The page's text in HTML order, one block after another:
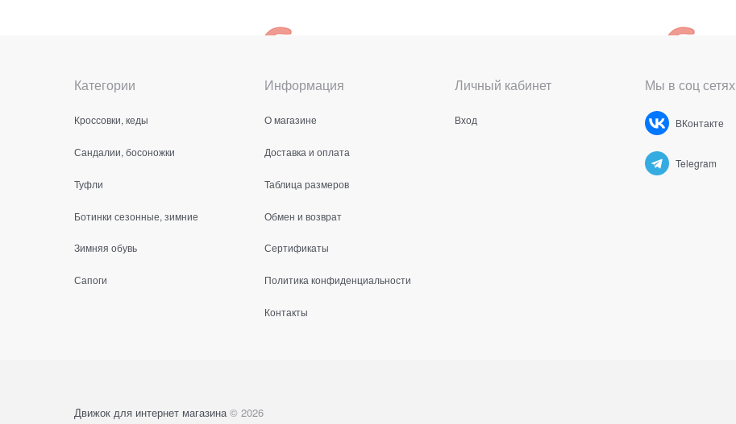
Категории
Кроссовки, кеды
Сандалии, босоножки
Туфли
Ботинки сезонные, зимние
Зимняя обувь
Сапоги
Информация
О магазине
Доставка и оплата
Таблица размеров
Обмен и возврат
Сертификаты
Политика конфиденциальности
Контакты
Личный кабинет
Вход
Мы в соц сетях
ВКонтакте
Telegram
Движок для интернет магазина © 2026